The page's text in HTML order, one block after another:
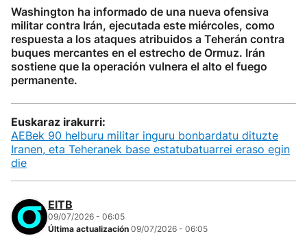
Washington ha informado de una nueva ofensiva
militar contra Irán, ejecutada este miércoles, como
respuesta a los ataques atribuidos a Teherán contra
buques mercantes en el estrecho de Ormuz. Irán
sostiene que la operación vulnera el alto el fuego
permanente.
Euskaraz irakurri:
AEBek 90 helburu militar inguru bonbardatu dituzte
Iranen, eta Teheranek base estatubatuarrei eraso egin
die
EITB
09/07/2026 - 06:05
Última actualización 09/07/2026 - 06:05